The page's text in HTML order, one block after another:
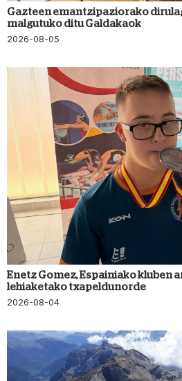
Gazteen emantzipaziorako
malgutuko ditu Galdakaok
2026-08-05
Enetz Gomez, Espainiako kluben
lehiaketako txapeldunorde
2026-08-04